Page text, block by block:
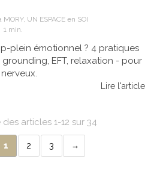
MORY, UN ESPACE en SOI
1 min.
plein émotionnel ? 4 pratiques
EFT, relaxation - pour
Lire l'article
articles 1-12 sur 34
1 2 3